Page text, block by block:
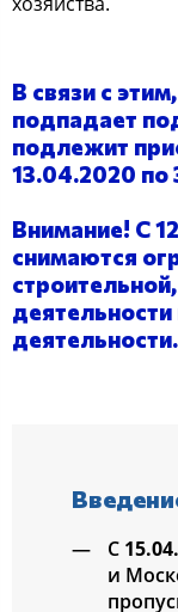
В связи с
подпадает
подлежит
13.04.2020 по
Внимание! С
снимаются
деятельности.
С
и